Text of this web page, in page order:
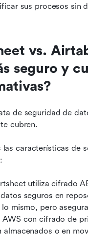
sus procesos sin
vs.
seguro y
de seguridad de
cubren.
las características de
utiliza cifrado
seguros en
mismo, pero
AWS con cifrado de
almacenados o en